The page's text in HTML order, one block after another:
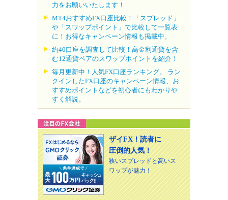
力をお願いいたします！
MT4おすすめFX口座比較！「スプレッド」
や「スワップポイント」で比較して一覧表
に！お得なキャンペーン情報も掲載中。
約40口座を調査して比較！高金利通貨を含
む12通貨ペアのスワップポイントを紹介！
毎月更新中！人気FX口座ランキング。 ラン
クインしたFX口座のキャンペーン情報、お
すすめポイントなどを初心者にもわかりや
すく解説。
ザイFX！読者に
圧倒的人気！
狭いスプレッドと高いス
ワップが魅力！